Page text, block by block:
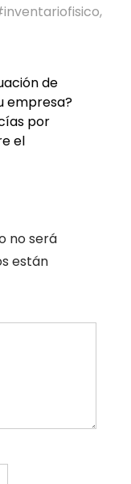
,
de
empresa?
por
el
no será
están